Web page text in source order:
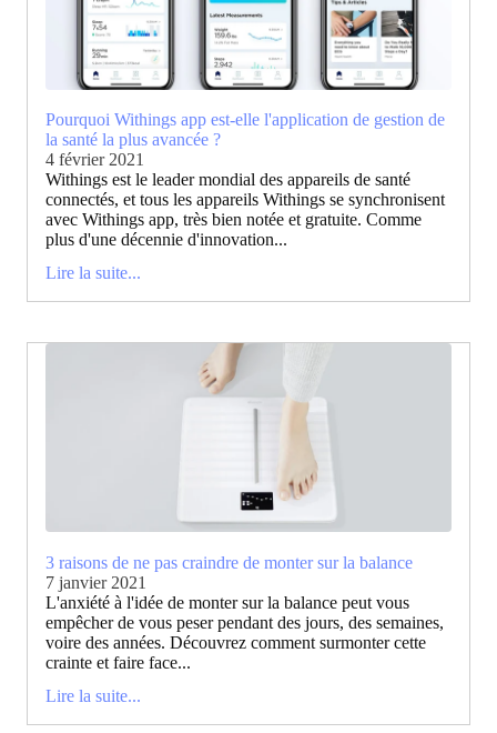
Pourquoi Withings app est-elle l'application de gestion de
la santé la plus avancée ?
4 février 2021
Withings est le leader mondial des appareils de santé
connectés, et tous les appareils Withings se synchronisent
avec Withings app, très bien notée et gratuite. Comme
plus d'une décennie d'innovation...
Lire la suite...
3 raisons de ne pas craindre de monter sur la balance
7 janvier 2021
L'anxiété à l'idée de monter sur la balance peut vous
empêcher de vous peser pendant des jours, des semaines,
voire des années. Découvrez comment surmonter cette
crainte et faire face...
Lire la suite...